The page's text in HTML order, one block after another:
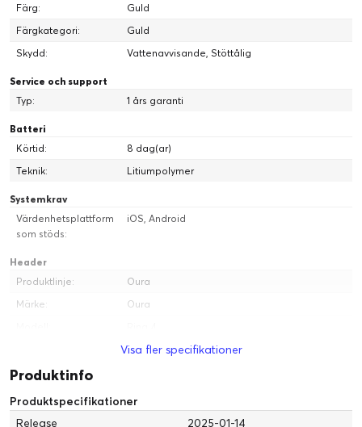
Sömnstadier
Vakna upp till en djupgående analys av din djupa sömn, REM-
sömn och lätta sömn från natten innan.
Färg:
Guld
Färgkategori:
Guld
Skydd:
Vattenavvisande, Stöttålig
Service och support
Typ:
1 års garanti
Batteri
Körtid:
8 dag(ar)
Teknik:
Litiumpolymer
Systemkrav
Värdenhetsplattform
som stöds:
iOS, Android
Header
Produktlinje:
Oura
Märke:
Oura
Oura
Kommunikationer
Trådlöst gränssnitt:
Visa fler specifikationer
Produktinfo
Produktspecifikationer
Release
2025-01-14